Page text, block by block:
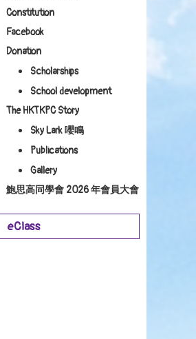
Constitution
Facebook
Donation
Scholarships
School development
The HKTKPC Story
Sky Lark 嚶鳴
Publications
Gallery
鮑思高同學會 2026 年會員大會
eClass